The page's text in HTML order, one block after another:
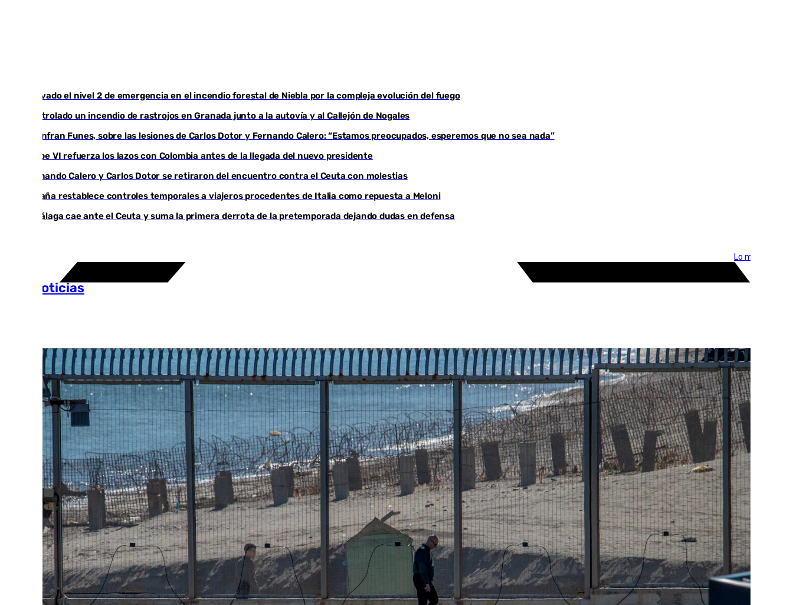
Youtube
Activado el nivel 2 de emergencia en el incendio forestal de Niebla por la compleja evolución del fuego
Controlado un incendio de rastrojos en Granada junto a la autovía y al Callejón de Nogales
Juanfran Funes, sobre las lesiones de Carlos Dotor y Fernando Calero: “Estamos preocupados, esperemos que no sea nada”
Felipe VI refuerza los lazos con Colombia antes de la llegada del nuevo presidente
Fernando Calero y Carlos Dotor se retiraron del encuentro contra el Ceuta con molestias
España restablece controles temporales a viajeros procedentes de Italia como repuesta a Meloni
El Málaga cae ante el Ceuta y suma la primera derrota de la pretemporada dejando dudas en defensa
Lo más visto >
Más noticias